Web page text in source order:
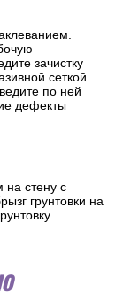
зачистку
сеткой.
по ней
дефекты
на стену с
грунтовки на